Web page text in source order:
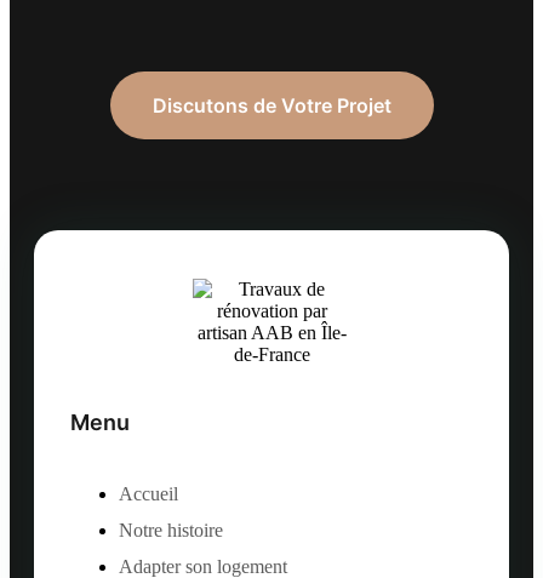
Discutons de Votre Projet
Menu
Accueil
Notre histoire
Adapter son logement